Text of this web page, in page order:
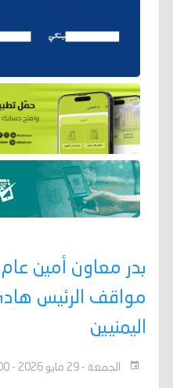
بدر معاون أمين
مواقف الرئيس
اليمنيين
الجمعة - 29 مايو 2026 - 02:00 م بتوقيت عدن